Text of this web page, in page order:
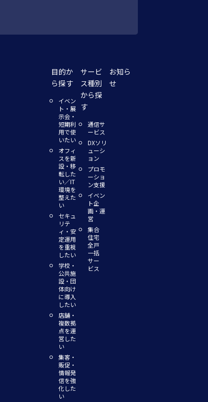
目的か
ら探す
イベン
ト・展
示会・
短期利
用で使
いたい
オフィ
スを新
設・移
転した
い／IT
環境を
整えた
い
セキュ
リテ
ィ・安
定運用
を重視
したい
学校・
公共施
設・団
体向け
に導入
したい
店舗・
複数拠
点を運
営した
い
集客・
販促・
情報発
信を強
化した
い
サービ
ス種別
から探
す
通信サ
ービス
DXソリ
ューシ
ョン
プロモ
ーショ
ン支援
イベン
ト企
画・運
営
集合
住宅
全戸
一括
サー
ビス
お知ら
せ